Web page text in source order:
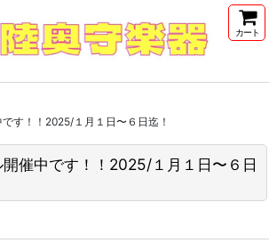
カート
す！！2025/１月１日〜６日迄！
催中です！！2025/１月１日〜６日